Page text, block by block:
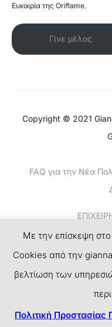
Ευκαιρία της Oriflame.
Γίνε μέλος
Copyright © 2021
FAQ για την Νέα
ΚΕΡΔΙΣΤΕ
a
c
Με την επίσκεψη
Cookies από την
βελτίωση των
Πολιτική